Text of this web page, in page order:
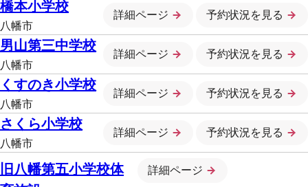
橋本小学校
八幡市
詳細ページ 予約状況を見る
男山第三中学校
八幡市
詳細ページ 予約状況を見る
くすのき小学校
八幡市
詳細ページ 予約状況を見る
さくら小学校
八幡市
詳細ページ 予約状況を見る
旧八幡第五小学校体
詳細ページ